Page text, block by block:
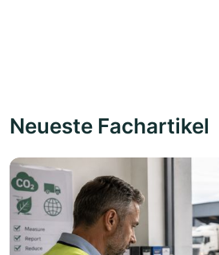
Neueste Fachartikel